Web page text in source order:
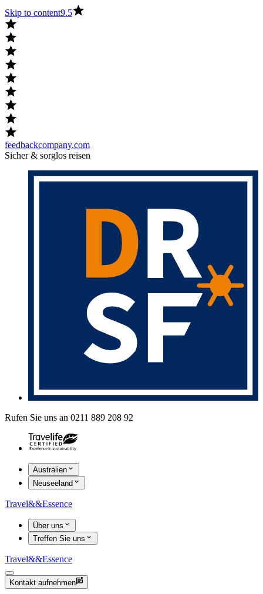
Skip to content9.5
feedbackcompany.com
Sicher & sorglos reisen
Rufen Sie uns an 0211 889 208 92
Australien
Neuseeland
Travel&&Essence
Über uns
Treffen Sie uns
Travel&&Essence
Kontakt aufnehmen